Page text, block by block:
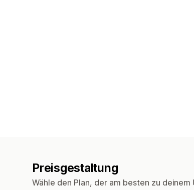
Preisgestaltung
Wähle den Plan, der am besten zu deinem